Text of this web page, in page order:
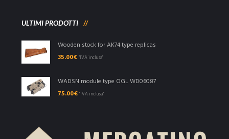
ULTIMI PRODOTTI
Wooden stock for AK74 type replicas
35.00€ "IVA inclusa"
WADSN module type OGL WD06087
75.00€ "IVA inclusa"